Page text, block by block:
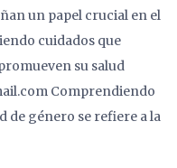
un papel crucial en el
cuidados que
su salud
Comprendiendo
de género se refiere a la